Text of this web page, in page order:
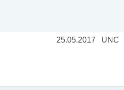
25.05.2017 UNC